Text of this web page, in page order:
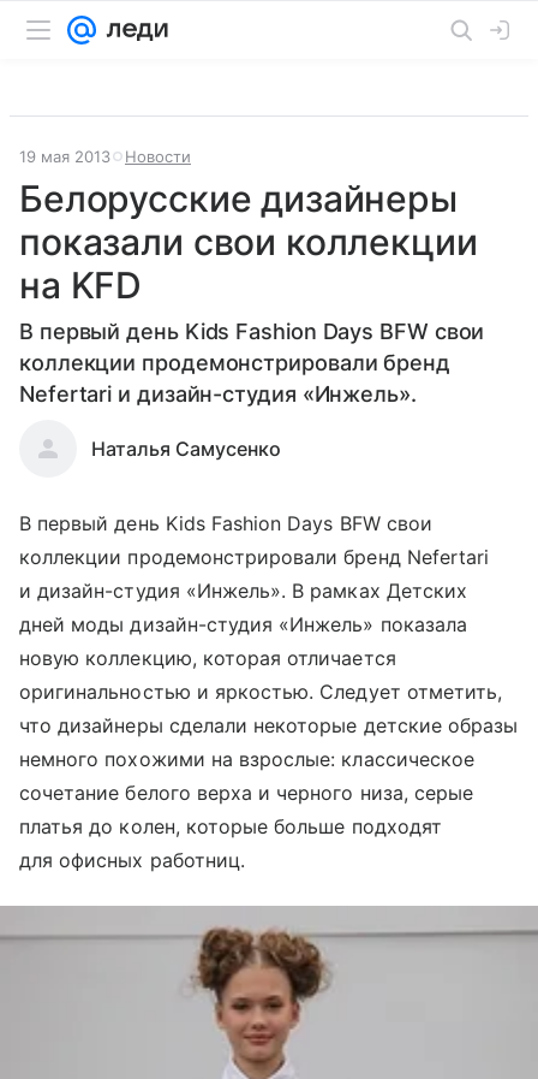
19 мая 2013 Новости
Белорусские дизайнеры
показали свои коллекции
на KFD
В первый день Kids Fashion Days BFW свои
коллекции продемонстрировали бренд
Nefertari и дизайн-студия «Инжель».
Наталья Самусенко
В первый день Kids Fashion Days BFW свои
коллекции продемонстрировали бренд Nefertari
и дизайн-студия «Инжель». В рамках Детских
дней моды дизайн-студия «Инжель» показала
новую коллекцию, которая отличается
оригинальностью и яркостью. Следует отметить,
что дизайнеры сделали некоторые детские образы
немного похожими на взрослые: классическое
сочетание белого верха и черного низа, серые
платья до колен, которые больше подходят
для офисных работниц.